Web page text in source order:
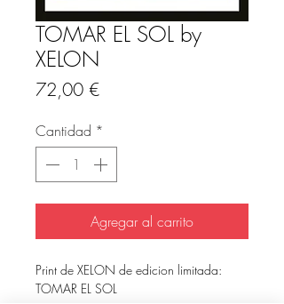
TOMAR EL SOL by
XELON
72,00 €Precio
Cantidad *
Agregar al carrito
Print de XELON de edicion limitada:
TOMAR EL SOL